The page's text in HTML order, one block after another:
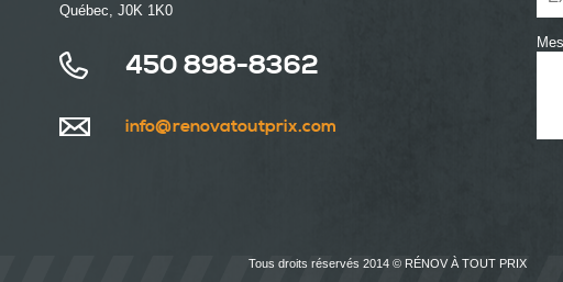
Québec, J0K 1K0
450 898-8362
info@renovatoutprix.com
Tous droits réservés 2014 © RÉNOV À TOUT PRIX